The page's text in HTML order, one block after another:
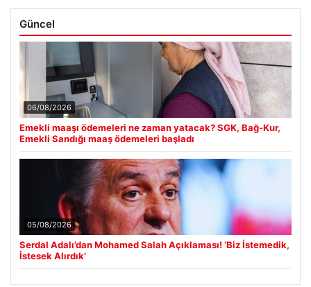
Güncel
06/08/2026
Emekli maaşı ödemeleri ne zaman yatacak? SGK, Bağ-Kur,
Emekli Sandığı maaş ödemeleri başladı
05/08/2026
Serdal Adalı’dan Mohamed Salah Açıklaması! ‘Biz İstemedik,
İstesek Alırdık’